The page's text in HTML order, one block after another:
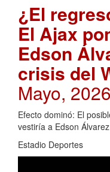
¿El
El Ajax
Edson
crisis del
Mayo,
Efecto dominó: El
vestiría a Edson
Estadio Deportes